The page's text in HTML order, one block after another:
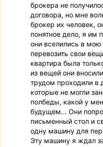
брокера не
договора, но мне
брокер их человек,
понятное дело, я им
они вселились в мою
перевозить свои
квартира была
из вещей они
трудом проходили в
которые не могли
полбеды, какой у
будущем... Они
письменный стол и
одну машину для
Эту машину я ждал